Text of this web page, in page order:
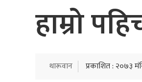
हाम्रो
थारूवान प्रकाशित : २०७३